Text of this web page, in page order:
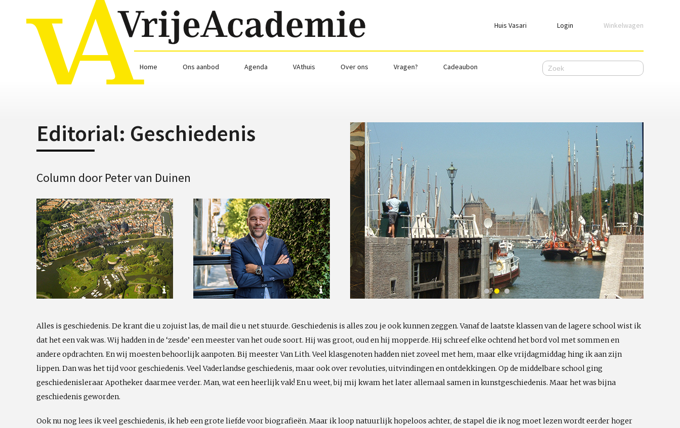
Huis Vasari Login
Login
Emailadres
Ik wil ingelogd blijven
WACHTWOORD VERGETEN
Nog geen account, meld jehier aan.
Emailadres
Winkelwagen
Home Ons aanbod Agenda VAthuis Over ons Vragen? Cadeaubon
Editorial: Geschiedenis
Column door Peter van Duinen
Alles is geschiedenis. De krant die u zojuist las, de mail die u net stuurde. Geschiedenis is alles zou je ook kunnen zeggen. Vanaf de laatste klassen van de lagere school wist ik
dat het een vak was. Wij hadden in de ‘zesde’ een meester van het oude soort. Hij was groot, oud en hij mopperde. Hij schreef elke ochtend het bord vol met sommen en
andere opdrachten. En wij moesten behoorlijk aanpoten. Bij meester Van Lith. Veel klasgenoten hadden niet zoveel met hem, maar elke vrijdagmiddag hing ik aan zijn
lippen. Dan was het tijd voor geschiedenis. Veel Vaderlandse geschiedenis, maar ook over revoluties, uitvindingen en ontdekkingen. Op de middelbare school ging
geschiedenisleraar Apotheker daarmee verder. Man, wat een heerlijk vak! En u weet, bij mij kwam het later allemaal samen in kunstgeschiedenis. Maar het was bijna
geschiedenis geworden.
Ook nu nog lees ik veel geschiedenis, ik heb een grote liefde voor biografieën. Maar ik loop natuurlijk hopeloos achter, de stapel die ik nog moet lezen wordt eerder hoger